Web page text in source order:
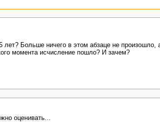
Больше ничего в этом абзаце не произошло,
момента исчисление пошло? И зачем?
оценивать...